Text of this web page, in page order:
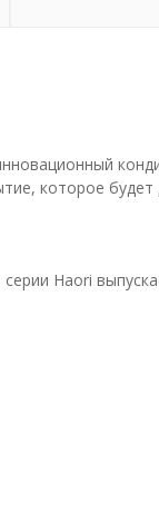
которое
Haori